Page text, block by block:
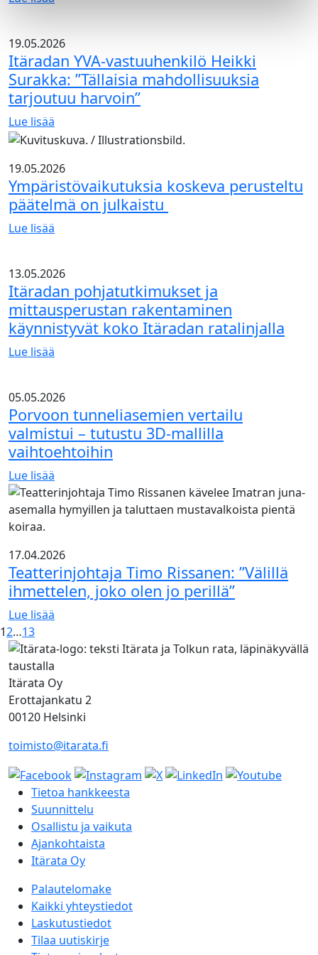
vastuullisen
maastotyöskentelyn
Itäradalla
19.05.2026
Itäradan YVA-vastuuhenkilö Heikki
Surakka: ”Tällaisia mahdollisuuksia
tarjoutuu harvoin”
Lue lisää
Itäradan
vastuuhenkilö
Heikki
Surakka:
”Tällaisia
harvoin”
19.05.2026
Ympäristövaikutuksia koskeva perusteltu
päätelmä on julkaistu
Lue lisää
perusteltu
päätelmä
on
julkaistu
13.05.2026
Itäradan pohjatutkimukset ja
mittausperustan rakentaminen
käynnistyvät koko Itäradan ratalinjalla
Lue lisää
ja
mittausperustan
rakentaminen
käynnistyvät
koko
Itäradan
ratalinjalla
05.05.2026
Porvoon tunneliasemien vertailu
valmistui – tutustu 3D-mallilla
vaihtoehtoihin
Lue lisää
Porvoon
tunneliasemien
vertailu
–
tutustu
3D-
mallilla
vaihtoehtoihin
17.04.2026
Teatterinjohtaja Timo Rissanen: ”Välillä
ihmettelen, joko olen jo perillä”
Lue lisää
Teatterinjohtaja
Timo
Rissanen:
”Välillä
ihmettelen,
joko
jo
perillä”
12…13
Itärata Oy
Erottajankatu 2
00120 Helsinki
toimisto@itarata.fi
Tietoa hankkeesta
Suunnittelu
Osallistu ja vaikuta
Ajankohtaista
Itärata Oy
Palautelomake
Kaikki yhteystiedot
Laskutustiedot
Tilaa uutiskirje